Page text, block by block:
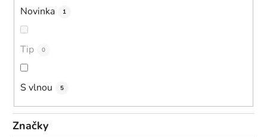
Novinka 1
Tip 0
S vlnou 5
Značky